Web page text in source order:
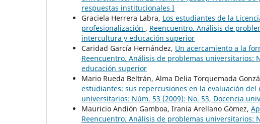
respuestas institucionales I
Graciela Herrera Labra, Los estudiantes de la
profesionalización , Reencuentro. Análisis de
intercultura y educación superior
Caridad García Hernández, Un acercamiento a la
Reencuentro. Análisis de problemas universitarios:
educación superior
Mario Rueda Beltrán, Alma Delia Torquemada
estudiantes: sus repercusiones en la evaluación del
universitarios: Núm. 53 (2009): No. 53, Docencia
Mauricio Andión Gamboa, Irania Arellano Gómez,
Reencuentro. Análisis de problemas universitarios: